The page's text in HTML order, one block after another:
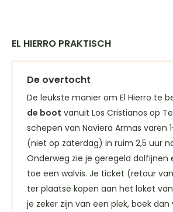
EL HIERRO PRAKTISCH
De overtocht
De leukste manier om El Hierro te
de boot vanuit Los Cristianos op
schepen van Naviera Armas varen
(niet op zaterdag) in ruim 2,5 uur
Onderweg zie je geregeld dolfijnen
toe een walvis. Je ticket (retour
ter plaatse kopen aan het loket
je zeker zijn van een plek, boek